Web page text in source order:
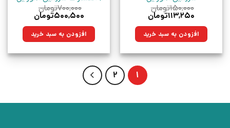
۱۵۰,۰۰۰تومان
قیمت
۱۵۰,۰۰۰تومان
بود.
۱۱۳,۲۵۰تومان
۱۱۳,۲۵۰تومان.افزودن به سبد خرید
۷۰۰,۰۰۰تومان
قیمت
۷۰۰,۰۰۰تومان
بود.
۵۰۰,۵۰۰تومان
۵۰۰,۵۰۰تومان.افزودن به سبد خرید
1
2